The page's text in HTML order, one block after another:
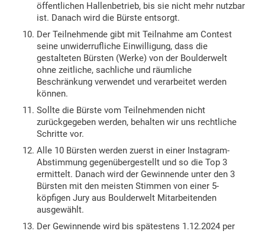
öffentlichen Hallenbetrieb, bis sie nicht mehr nutzbar
ist. Danach wird die Bürste entsorgt.
Der Teilnehmende gibt mit Teilnahme am Contest
seine unwiderrufliche Einwilligung, dass die
gestalteten Bürsten (Werke) von der Boulderwelt
ohne zeitliche, sachliche und räumliche
Beschränkung verwendet und verarbeitet werden
können.
Sollte die Bürste vom Teilnehmenden nicht
zurückgegeben werden, behalten wir uns rechtliche
Schritte vor.
Alle 10 Bürsten werden zuerst in einer Instagram-
Abstimmung gegenübergestellt und so die Top 3
ermittelt. Danach wird der Gewinnende unter den 3
Bürsten mit den meisten Stimmen von einer 5-
köpfigen Jury aus Boulderwelt Mitarbeitenden
ausgewählt.
Der Gewinnende wird bis spätestens 1.12.2024 per